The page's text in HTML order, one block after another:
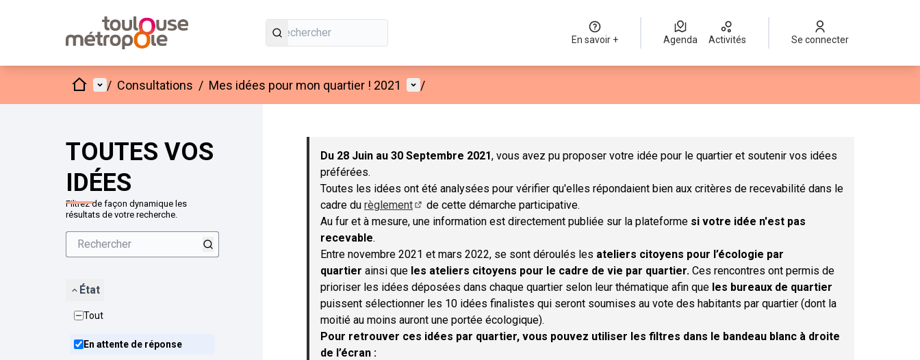
En savoir + Agenda Activités Se connecter
AccueilMenu principal
/ Consultations / Mes idées pour mon quartier ! 2021 Menu utilisateur
/
TOUTES VOS
IDÉES
Filtrez de façon dynamique les
résultats de votre recherche.
État
Tout
En attente de réponse
Passer la carte
Du 28 Juin au 30 Septembre 2021, vous avez pu proposer votre idée pour le quartier et soutenir vos idées
préférées.
Toutes les idées ont été analysées pour vérifier qu'elles répondaient bien aux critères de recevabilité dans le
cadre du règlement
(S'ouvre dans un nouvel onglet)
de cette démarche participative.
Au fur et à mesure, une information est directement publiée sur la plateforme si votre idée n'est pas
recevable.
Entre novembre 2021 et mars 2022, se sont déroulés les ateliers citoyens pour l’écologie par
quartier ainsi que les ateliers citoyens pour le cadre de vie par quartier. Ces rencontres ont permis de
prioriser les idées déposées dans chaque quartier selon leur thématique afin que les bureaux de quartier
puissent sélectionner les 10 idées finalistes qui seront soumises au vote des habitants par quartier (dont la
moitié au moins auront une portée écologique).
Pour retrouver ces idées par quartier, vous pouvez utiliser les filtres dans le bandeau blanc à droite
de l’écran :